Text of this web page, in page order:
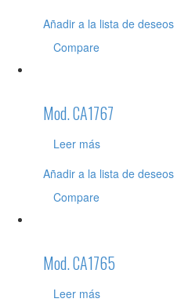
Añadir a la lista de deseos
Compare
Mod. CA1767
Leer más
Añadir a la lista de deseos
Compare
Mod. CA1765
Leer más